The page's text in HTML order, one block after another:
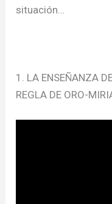
situación…
1. LA ENSEÑANZA
REGLA DE ORO-